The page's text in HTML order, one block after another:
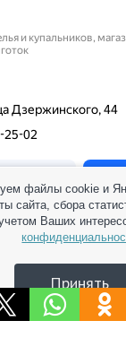
файлы cookie и
сайта, сбора
Ваших
Принять